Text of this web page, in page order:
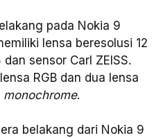
pada Nokia 9
lensa beresolusi 12
sensor Carl ZEISS.
RGB dan dua lensa
monochrome.
belakang dari Nokia 9